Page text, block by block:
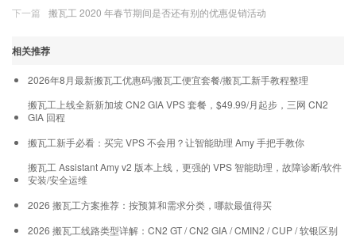
下一篇 搬瓦工 2020 年春节期间是否还有别的优惠促销活动
相关推荐
2026年8月最新搬瓦工优惠码/搬瓦工便宜套餐/搬瓦工新手教程整理
搬瓦工上线全新新加坡 CN2 GIA VPS 套餐，$49.99/月起步，三网 CN2
GIA 回程
搬瓦工新手必看：买完 VPS 不会用？让智能助理 Amy 手把手教你
搬瓦工 Assistant Amy v2 版本上线，更强的 VPS 智能助理，故障诊断/软件
安装/安全运维
2026 搬瓦工方案推荐：按预算和需求分类，哪款最值得买
2026 搬瓦工线路类型详解：CN2 GT / CN2 GIA / CMIN2 / CUP / 软银区别